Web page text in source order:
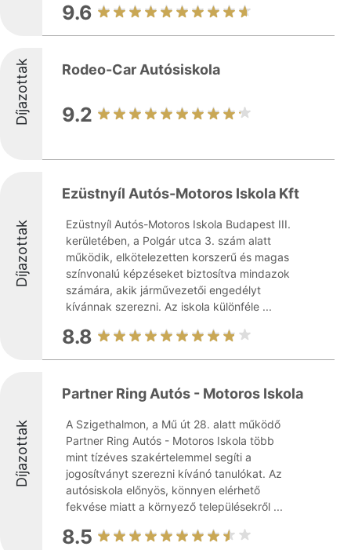
9.6
Díjazottak Rodeo-Car Autósiskola
9.2
Díjazottak
Ezüstnyíl Autós-Motoros Iskola Kft
Ezüstnyíl Autós-Motoros Iskola Budapest III.
kerületében, a Polgár utca 3. szám alatt
működik, elkötelezetten korszerű és magas
színvonalú képzéseket biztosítva mindazok
számára, akik járművezetői engedélyt
kívánnak szerezni. Az iskola különféle ...
8.8
Díjazottak
Partner Ring Autós - Motoros Iskola
A Szigethalmon, a Mű út 28. alatt működő
Partner Ring Autós - Motoros Iskola több
mint tízéves szakértelemmel segíti a
jogosítványt szerezni kívánó tanulókat. Az
autósiskola előnyös, könnyen elérhető
fekvése miatt a környező településekről ...
8.5